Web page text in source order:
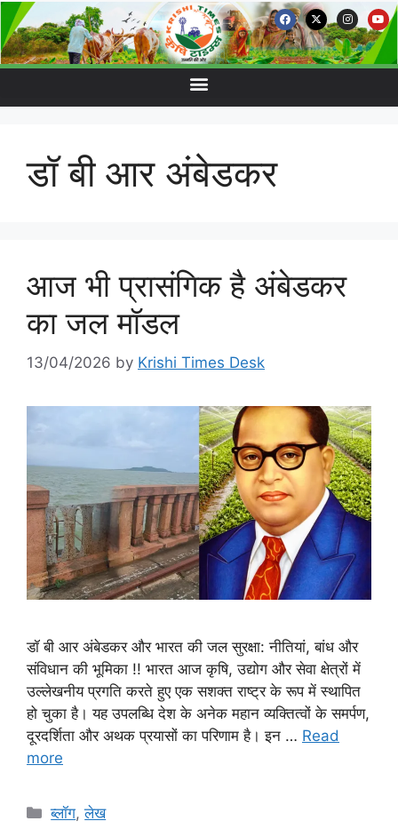
डॉ बी आर अंबेडकर
आज भी प्रासंगिक है अंबेडकर
का जल मॉडल
13/04/2026 by Krishi Times Desk
डॉ बी आर अंबेडकर और भारत की जल सुरक्षा: नीतियां, बांध और
संविधान की भूमिका !! भारत आज कृषि, उद्योग और सेवा क्षेत्रों में
उल्लेखनीय प्रगति करते हुए एक सशक्त राष्ट्र के रूप में स्थापित
हो चुका है। यह उपलब्धि देश के अनेक महान व्यक्तित्वों के समर्पण,
दूरदर्शिता और अथक प्रयासों का परिणाम है। इन … Read
more
ब्लॉग,लेख